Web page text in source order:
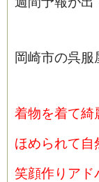
岡崎市の呉服
着物を着て綺
ほめられて自
笑顔作りアド